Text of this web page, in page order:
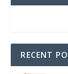
RECENT